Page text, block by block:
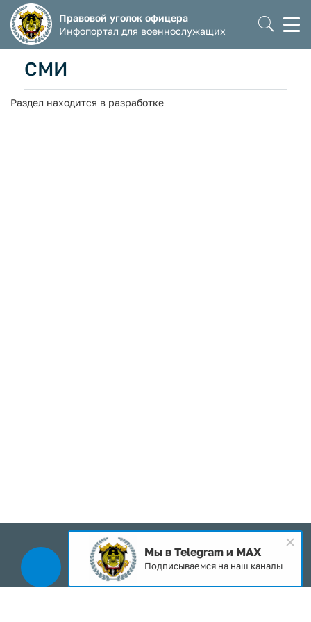
Правовой уголок офицера
Инфопортал для военнослужащих
СМИ
Раздел находится в разработке
2026 © Все права защищены
Мы в Telegram и MAX
Подписываемся на наш каналы